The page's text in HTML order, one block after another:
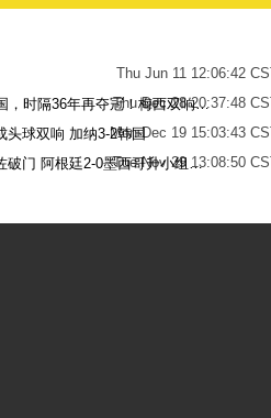
Thu Jun 11 12:06:42
Thu Dec 28 20:37:48
世界杯-阿根廷点球7-5法国，时隔36年再夺冠！梅西双响姆巴佩戴帽
Mon Dec 19 15:03:43
头球双响 加纳3-2韩国
Tue Nov 29 13:08:50
梅西无解贴地斩+助攻恩佐破门 阿根廷2-0墨西哥升小组第二